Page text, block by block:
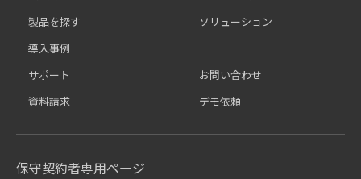
製品を探す
ソリューション
導入事例
サポート
お問い合わせ
資料請求
デモ依頼
保守契約者専用ページ